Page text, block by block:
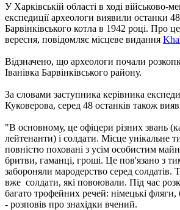
У Харківській області в ході військово-
експедиції археологи виявили останки
Барвінківського котла в 1942 році. Про
вересня, повідомляє місцеве видання
Відзначено, що археологи почали
Іванівка Барвінківського району.
За словами заступника керівника
Куковерова, серед 48 останків також
"В основному, це офіцери різних звань
лейтенанти) і солдати. Місце унікальне
повністю поховані з усім особистим
бритви, гаманці, гроші. Це пов'язано з
забороняли мародерство серед
вже солдати, які повоювали. Під час
багато трофейних речей: німецькі фляги,
- розповів про знахідки вчений.